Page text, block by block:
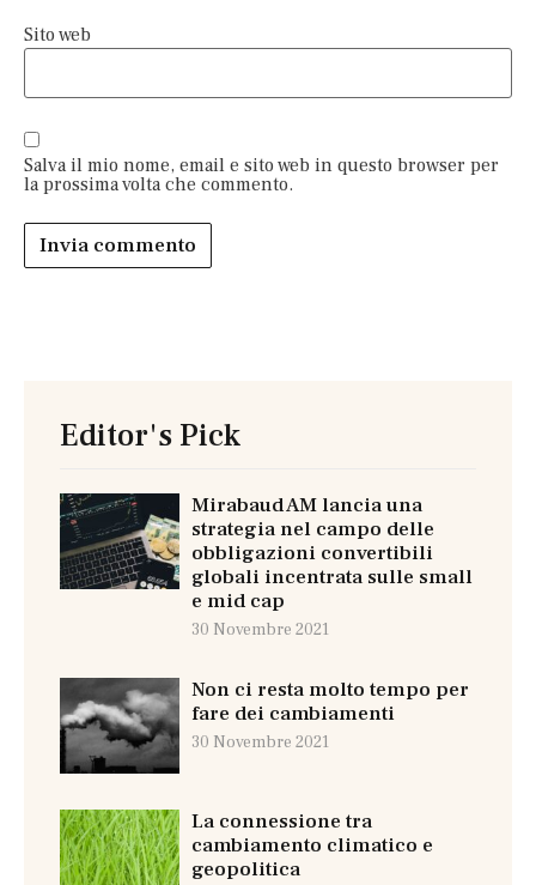
Sito web
Salva il mio nome, email e sito web in questo browser per
la prossima volta che commento.
Editor's Pick
Mirabaud AM lancia una
strategia nel campo delle
obbligazioni convertibili
globali incentrata sulle small
e mid cap
30 Novembre 2021
Non ci resta molto tempo per
fare dei cambiamenti
30 Novembre 2021
La connessione tra
cambiamento climatico e
geopolitica